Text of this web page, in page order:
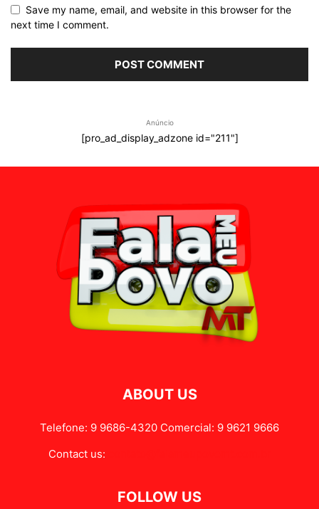
Save my name, email, and website in this browser for the
next time I comment.
Anúncio
[pro_ad_display_adzone id="211"]
ABOUT US
Telefone: 9 9686-4320 Comercial: 9 9621 9666
Contact us:
FOLLOW US